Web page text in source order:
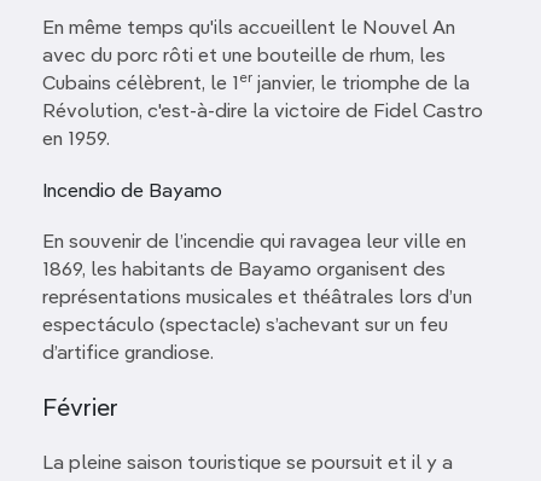
En même temps qu'ils accueillent le Nouvel An
avec du porc rôti et une bouteille de rhum, les
Cubains célèbrent, le 1 er janvier, le triomphe de la
Révolution, c'est-à-dire la victoire de Fidel Castro
en 1959.
Incendio de Bayamo
En souvenir de l’incendie qui ravagea leur ville en
1869, les habitants de Bayamo organisent des
représentations musicales et théâtrales lors d’un
espectáculo (spectacle) s’achevant sur un feu
d’artifice grandiose.
Février
La pleine saison touristique se poursuit et il y a